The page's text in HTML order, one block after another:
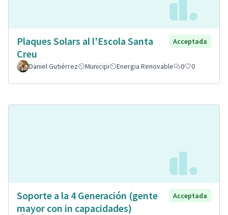
Plaques Solars al l'Escola Santa
Creu
Acceptada
Daniel Gutiérrez Municipi Energia Renovable 0 0
Soporte a la 4 Generación (gente
mayor con in capacidades)
Acceptada